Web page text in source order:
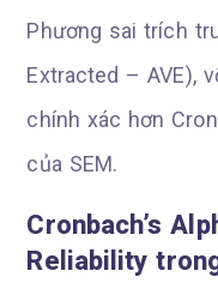
Phương sai trích
Extracted – AVE),
chính xác hơn
của SEM.
Cronbach’s
Reliability